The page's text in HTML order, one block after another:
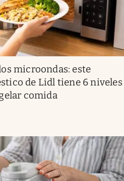
microondas: este
de Lidl tiene 6 niveles
comida